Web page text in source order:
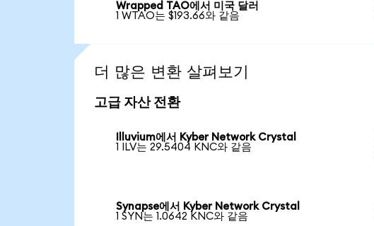
Wrapped TAO에서 미국 달러
1 WTAO는 $193.66와 같음
더 많은 변환 살펴보기
고급 자산 전환
Illuvium에서 Kyber Network Crystal
1 ILV는 29.5404 KNC와 같음
Synapse에서 Kyber Network Crystal
1 SYN는 1.0642 KNC와 같음